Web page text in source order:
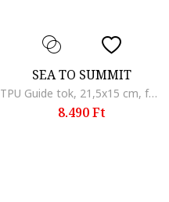
SEA TO SUMMIT
TPU Guide tok, 21,5x15 cm, fekete
8.490 Ft